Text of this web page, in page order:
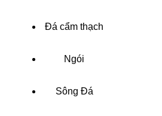
Đá cẩm thạch
Ngói
Sông Đá